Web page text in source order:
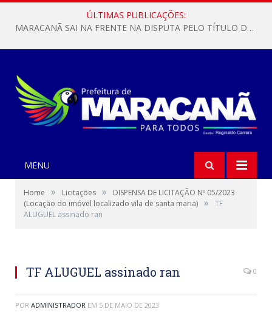
ÚLTIMAS PUBLICAÇÕES:
MARACANÃ SAI NA FRENTE NA DISPUTA PELO TÍTULO DA COPA PARÁ SUB-17!
MENU
Home » Licitações »
DISPENSA DE LICITAÇÃO Nº 05/2023
(Locação do imóvel localizado vila de santa maria) »
TF
ALUGUEL assinado ran
TF ALUGUEL assinado ran 0
POR ADMINISTRADOR EM 5 DE MAIO DE 2023